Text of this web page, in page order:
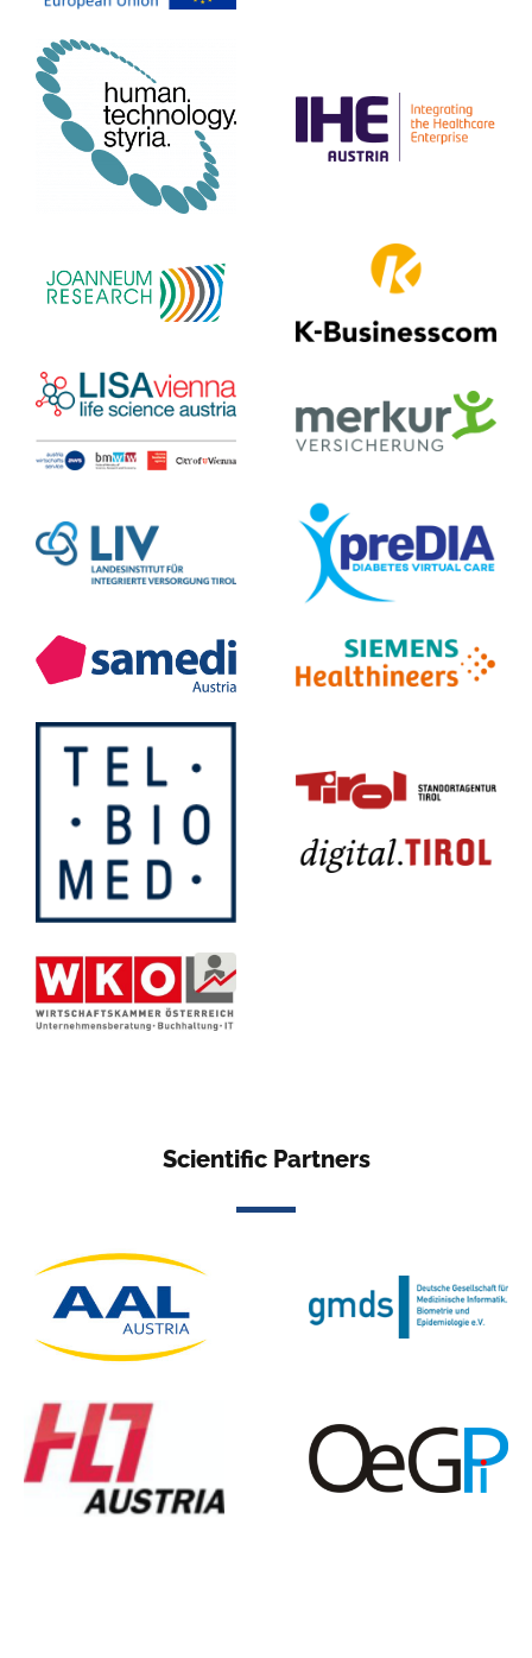
Scientific Partners